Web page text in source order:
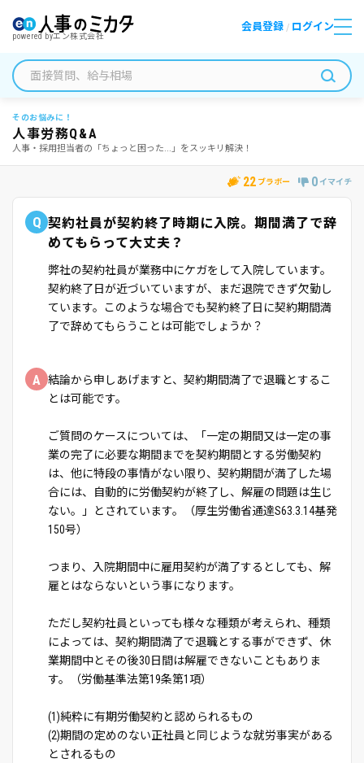
powered byエン株式会社
会員登録 / ログイン
そのお悩みに！
人事労務Q&A
人事・採用担当者の「ちょっと困った...」をスッキリ解決！
22 ブラボー 0 イマイチ
Q 契約社員が契約終了時期に入院。期間満了で辞
めてもらって大丈夫？
弊社の契約社員が業務中にケガをして入院しています。
契約終了日が近づいていますが、まだ退院できず欠勤し
ています。このような場合でも契約終了日に契約期間満
了で辞めてもらうことは可能でしょうか？
A
結論から申しあげますと、契約期間満了で退職とするこ
とは可能です。
ご質問のケースについては、「一定の期間又は一定の事
業の完了に必要な期間までを契約期間とする労働契約
は、他に特段の事情がない限り、契約期間が満了した場
合には、自動的に労働契約が終了し、解雇の問題は生じ
ない。」とされています。（厚生労働省通達S63.3.14基発
150号）
つまり、入院期間中に雇用契約が満了するとしても、解
雇とはならないという事になります。
ただし契約社員といっても様々な種類が考えられ、種類
によっては、契約期間満了で退職とする事ができず、休
業期間中とその後30日間は解雇できないこともありま
す。（労働基準法第19条第1項）
(1)純粋に有期労働契約と認められるもの
(2)期間の定めのない正社員と同じような就労事実がある
とされるもの